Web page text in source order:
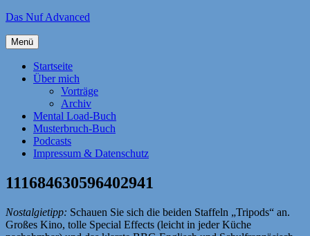
Zum
springen
Das Nuf Advanced
Menü
Startseite
Über mich
Vorträge
Archiv
Mental Load-Buch
Musterbruch-Buch
Podcasts
Impressum & Datenschutz
111684630596402941
Nostalgietipp: Schauen Sie sich die beiden Staffeln „Tripods“ an.
Großes Kino, tolle Special Effects (leicht in jeder Küche